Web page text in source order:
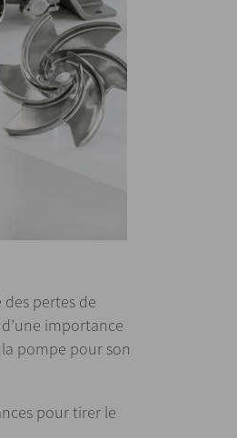
pertes de
importance
pompe pour son
pour tirer le